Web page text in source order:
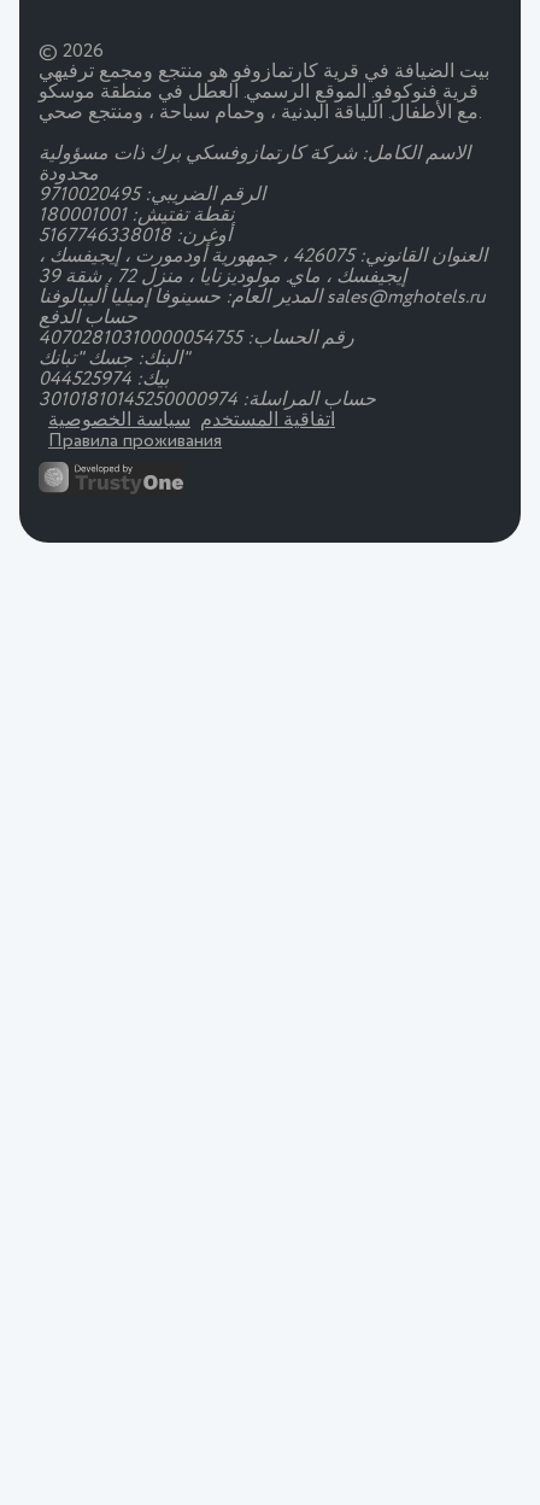
© 2026
بيت الضيافة في قرية كارتمازوفو هو منتجع ومجمع ترفيهي
قرية فنوكوفو. الموقع الرسمي. العطل في منطقة موسكو
مع الأطفال. اللياقة البدنية ، وحمام سباحة ، ومنتجع صحي.
الاسم الكامل: شركة كارتمازوفسكي برك ذات مسؤولية
محدودة
الرقم الضريبي: 9710020495
نقطة تفتيش: 180001001
أوغرن: 5167746338018
العنوان القانوني: 426075 ، جمهورية أودمورت ، إيجيفسك ،
إيجيفسك ، ماي. مولوديزنايا ، منزل 72 ، شقة 39
المدير العام: حسينوفا إميليا أليبالوفنا sales@mghotels.ru
حساب الدفع
رقم الحساب: 40702810310000054755
البنك: جسك "تبانك"
بيك: 044525974
حساب المراسلة: 30101810145250000974
سياسة الخصوصية
اتفاقية المستخدم
Правила проживания